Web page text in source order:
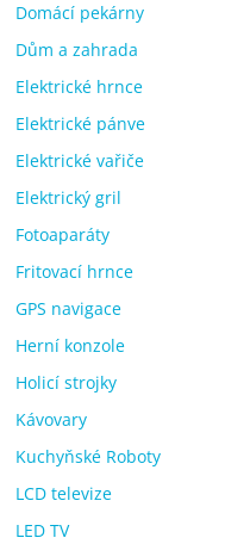
Domácí pekárny
Dům a zahrada
Elektrické hrnce
Elektrické pánve
Elektrické vařiče
Elektrický gril
Fotoaparáty
Fritovací hrnce
GPS navigace
Herní konzole
Holicí strojky
Kávovary
Kuchyňské Roboty
LCD televize
LED TV